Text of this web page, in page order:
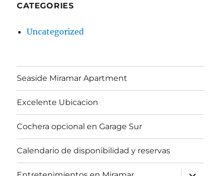
CATEGORIES
Uncategorized
Seaside Miramar Apartment
Excelente Ubicacion
Cochera opcional en Garage Sur
Calendario de disponibilidad y reservas
expand